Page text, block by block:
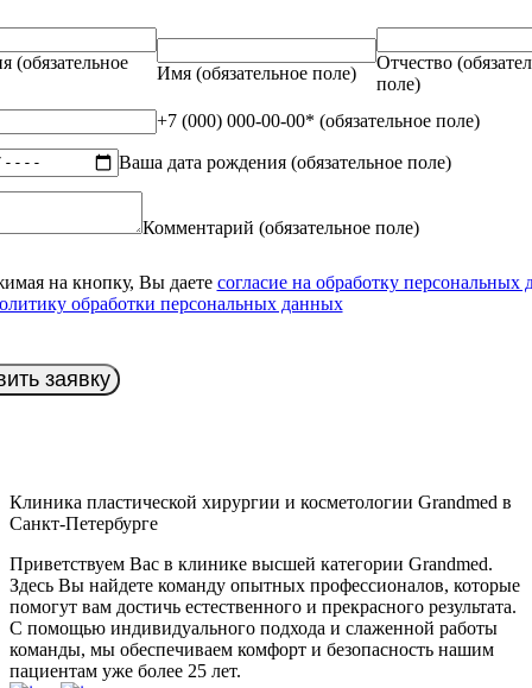
(обязательное
Имя (обязательное поле)
Отчество
поле)
+7 (000) 000-00-00* (обязательное поле)
Ваша дата рождения (обязательное поле)
Комментарий (обязательное поле)
на кнопку, Вы даете согласие на обработку персональных
обработки персональных данных
заявку
Клиника пластической хирургии и косметологии Grandmed в
Санкт-Петербурге
Приветствуем Вас в клинике высшей категории Grandmed.
Здесь Вы найдете команду опытных профессионалов, которые
помогут вам достичь естественного и прекрасного результата.
С помощью индивидуального подхода и слаженной работы
команды, мы обеспечиваем комфорт и безопасность нашим
пациентам уже более 25 лет.